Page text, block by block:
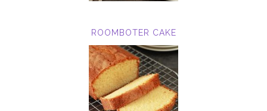
ROOMBOTER CAKE